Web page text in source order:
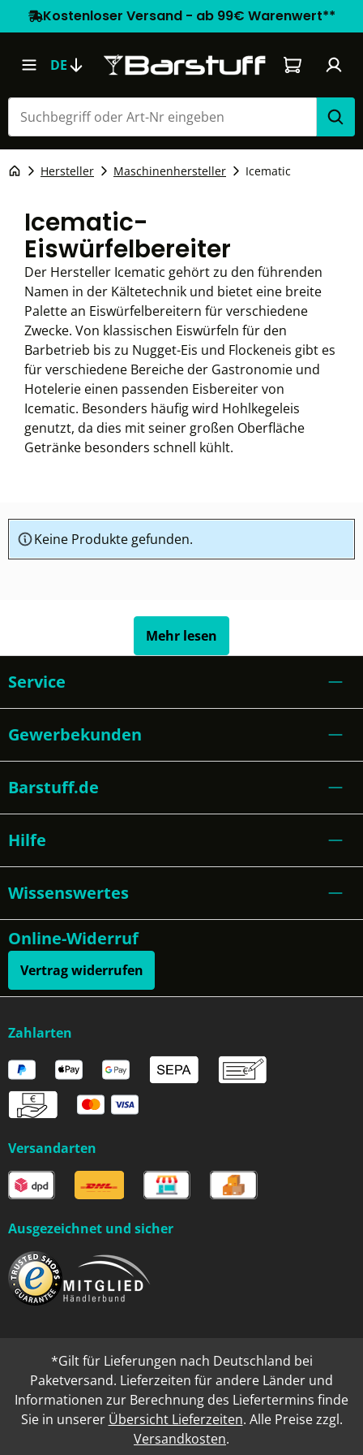
Kostenloser Versand - ab 99€ Warenwert**
DE Warenkorb
Hersteller Maschinenhersteller Icematic
Icematic-
Eiswürfelbereiter
Der Hersteller Icematic gehört zu den führenden
Namen in der Kältetechnik und bietet eine breite
Palette an Eiswürfelbereitern für verschiedene
Zwecke. Von klassischen Eiswürfeln für den
Barbetrieb bis zu Nugget-Eis und Flockeneis gibt es
für verschiedene Bereiche der Gastronomie und
Hotelerie einen passenden Eisbereiter von
Icematic. Besonders häufig wird Hohlkegeleis
genutzt, da dies mit seiner großen Oberfläche
Getränke besonders schnell kühlt.
Keine Produkte gefunden.
Mehr lesen
Service
Gewerbekunden
Barstuff.de
Hilfe
Wissenswertes
Online-Widerruf
Vertrag widerrufen
Zahlarten
Versandarten
Ausgezeichnet und sicher
*Gilt für Lieferungen nach Deutschland bei
Paketversand. Lieferzeiten für andere Länder und
Informationen zur Berechnung des Liefertermins finde
Sie in unserer Übersicht Lieferzeiten. Alle Preise zzgl.
Versandkosten.